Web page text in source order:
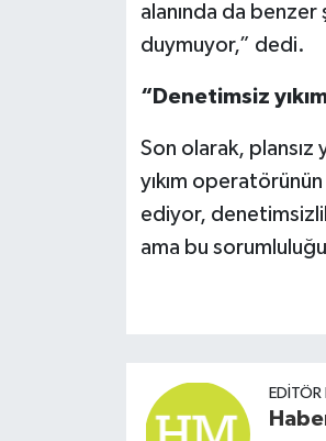
alanında da
duymuyor,” dedi.
“Denetimsiz
Son olarak,
yıkım
ediyor,
ama bu